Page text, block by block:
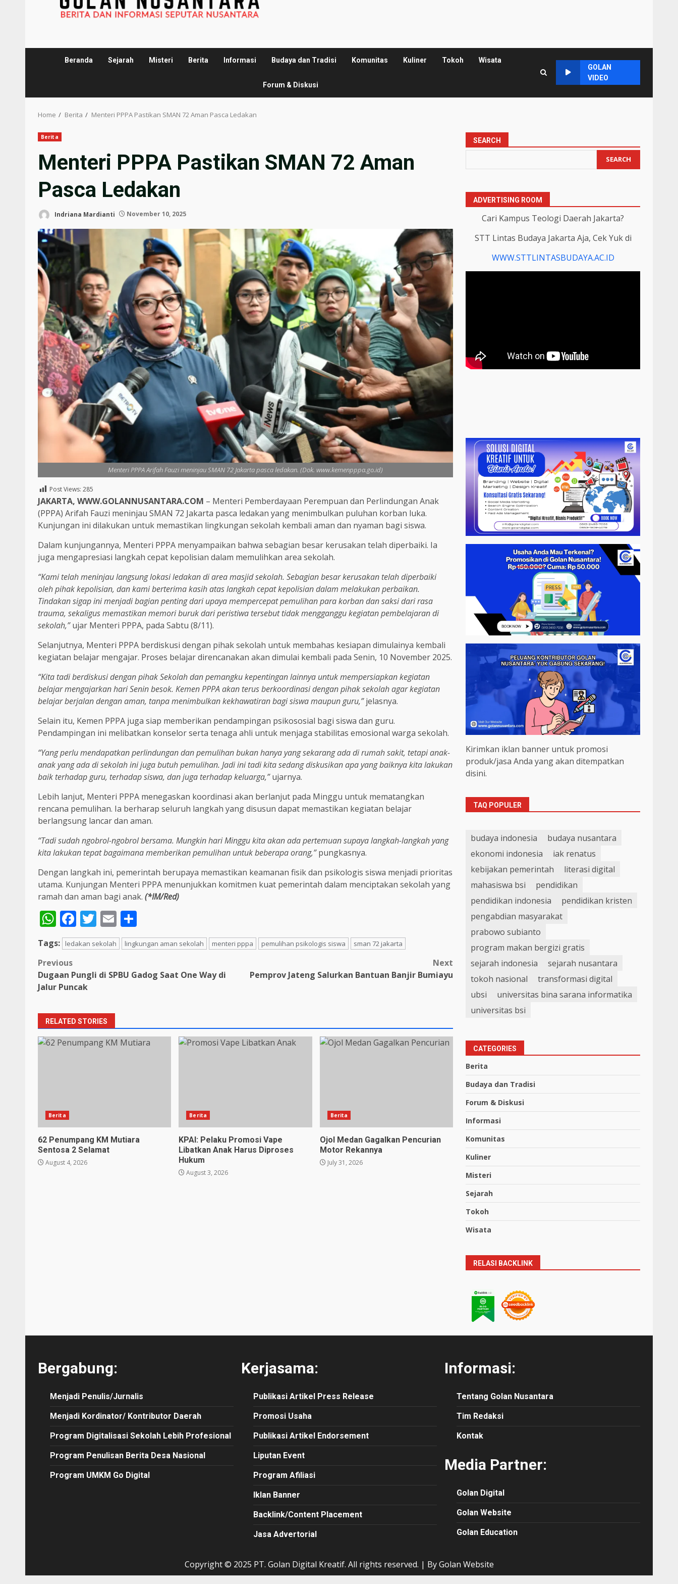
Beranda Sejarah Misteri Berita Informasi Budaya dan Tradisi Komunitas Kuliner Tokoh Wisata
Forum & Diskusi
GOLAN
VIDEO
Home Berita Menteri PPPA Pastikan SMAN 72 Aman Pasca Ledakan
Berita
Menteri PPPA Pastikan SMAN 72 Aman
Pasca Ledakan
Indriana Mardianti November 10, 2025
Menteri PPPA Arifah Fauzi meninjau SMAN 72 Jakarta pasca ledakan. (Dok. www.kemenpppa.go.id)
Post Views: 285
JAKARTA, WWW.GOLANNUSANTARA.COM – Menteri Pemberdayaan Perempuan dan Perlindungan Anak
(PPPA) Arifah Fauzi meninjau SMAN 72 Jakarta pasca ledakan yang menimbulkan puluhan korban luka.
Kunjungan ini dilakukan untuk memastikan lingkungan sekolah kembali aman dan nyaman bagi siswa.
Dalam kunjungannya, Menteri PPPA menyampaikan bahwa sebagian besar kerusakan telah diperbaiki. Ia
juga mengapresiasi langkah cepat kepolisian dalam memulihkan area sekolah.
“Kami telah meninjau langsung lokasi ledakan di area masjid sekolah. Sebagian besar kerusakan telah diperbaiki
oleh pihak kepolisian, dan kami berterima kasih atas langkah cepat kepolisian dalam melakukan perbaikan.
Tindakan sigap ini menjadi bagian penting dari upaya mempercepat pemulihan para korban dan saksi dari rasa
trauma, sekaligus memastikan memori buruk dari peristiwa tersebut tidak mengganggu kegiatan pembelajaran di
sekolah,”ujar Menteri PPPA, pada Sabtu (8/11).
Selanjutnya, Menteri PPPA berdiskusi dengan pihak sekolah untuk membahas kesiapan dimulainya kembali
kegiatan belajar mengajar. Proses belajar direncanakan akan dimulai kembali pada Senin, 10 November 2025.
“Kita tadi berdiskusi dengan pihak Sekolah dan pemangku kepentingan lainnya untuk mempersiapkan kegiatan
belajar mengajarkan hari Senin besok. Kemen PPPA akan terus berkoordinasi dengan pihak sekolah agar kegiatan
belajar berjalan dengan aman, tanpa menimbulkan kekhawatiran bagi siswa maupun guru,”jelasnya.
Selain itu, Kemen PPPA juga siap memberikan pendampingan psikososial bagi siswa dan guru.
Pendampingan ini melibatkan konselor serta tenaga ahli untuk menjaga stabilitas emosional warga sekolah.
“Yang perlu mendapatkan perlindungan dan pemulihan bukan hanya yang sekarang ada di rumah sakit, tetapi anak-
anak yang ada di sekolah ini juga butuh pemulihan. Jadi ini tadi kita sedang diskusikan apa yang baiknya kita lakukan
baik terhadap guru, terhadap siswa, dan juga terhadap keluarga,”ujarnya.
Lebih lanjut, Menteri PPPA menegaskan koordinasi akan berlanjut pada Minggu untuk mematangkan
rencana pemulihan. Ia berharap seluruh langkah yang disusun dapat memastikan kegiatan belajar
berlangsung lancar dan aman.
“Tadi sudah ngobrol-ngobrol bersama. Mungkin hari Minggu kita akan ada pertemuan supaya langkah-langkah yang
kita lakukan tepat bagaimana memberikan pemulihan untuk beberapa orang,”pungkasnya.
Dengan langkah ini, pemerintah berupaya memastikan keamanan fisik dan psikologis siswa menjadi prioritas
utama. Kunjungan Menteri PPPA menunjukkan komitmen kuat pemerintah dalam menciptakan sekolah yang
ramah dan aman bagi anak. (*IM/Red)
WhatsApp
Facebook
Twitter
Email
Tags: ledakan sekolah lingkungan aman sekolah menteri pppa pemulihan psikologis siswa sman 72 jakarta
Post
navigation
Previous
Dugaan Pungli di SPBU Gadog Saat One Way di
Jalur Puncak
Next
Pemprov Jateng Salurkan Bantuan Banjir Bumiayu
RELATED STORIES
Berita
62 Penumpang KM Mutiara
Sentosa 2 Selamat
August 4, 2026
Berita
KPAI: Pelaku Promosi Vape
Libatkan Anak Harus Diproses
Hukum
August 3, 2026
Berita
Ojol Medan Gagalkan Pencurian
Motor Rekannya
July 31, 2026
SEARCH
SEARCH
ADVERTISING ROOM
Cari Kampus Teologi Daerah Jakarta?
STT Lintas Budaya Jakarta Aja, Cek Yuk di
WWW.STTLINTASBUDAYA.AC.ID
Kirimkan iklan banner untuk promosi
produk/jasa Anda yang akan ditempatkan
disini.
TAQ POPULER
budaya indonesia
budaya nusantara
ekonomi indonesia
iak renatus
kebijakan pemerintah
literasi digital
mahasiswa bsi
pendidikan
pendidikan indonesia
pendidikan kristen
pengabdian masyarakat
prabowo subianto
program makan bergizi gratis
sejarah indonesia
sejarah nusantara
tokoh nasional
transformasi digital
ubsi
universitas bina sarana informatika
universitas bsi
CATEGORIES
Berita
Budaya dan Tradisi
Forum & Diskusi
Informasi
Komunitas
Kuliner
Misteri
Sejarah
Tokoh
Wisata
RELASI BACKLINK
Bergabung:
Menjadi Penulis/Jurnalis
Menjadi Kordinator/ Kontributor Daerah
Program Digitalisasi Sekolah Lebih Profesional
Program Penulisan Berita Desa Nasional
Program UMKM Go Digital
Kerjasama:
Publikasi Artikel Press Release
Promosi Usaha
Publikasi Artikel Endorsement
Liputan Event
Program Afiliasi
Iklan Banner
Backlink/Content Placement
Jasa Advertorial
Informasi:
Tentang Golan Nusantara
Tim Redaksi
Kontak
Media Partner:
Golan Digital
Golan Website
Golan Education
Copyright © 2025 PT. Golan Digital Kreatif. All rights reserved. | By Golan Website